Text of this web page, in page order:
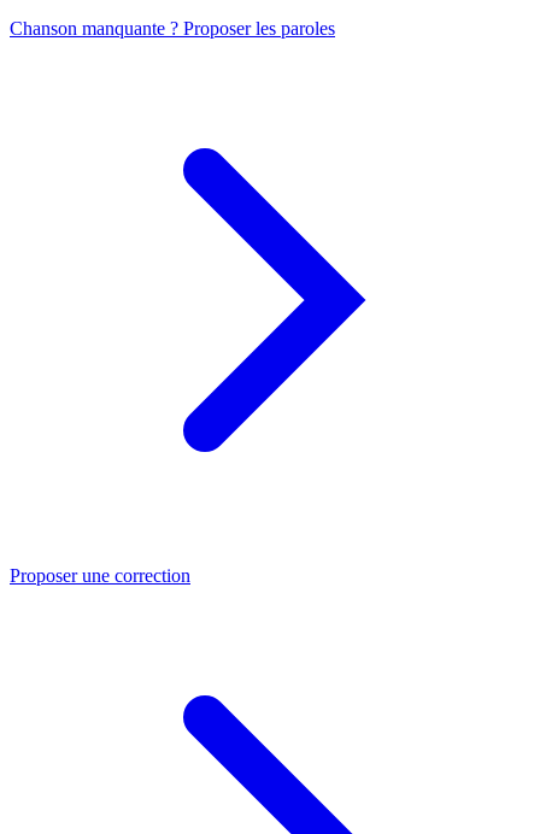
Chanson manquante ? Proposer les paroles
Proposer une correction